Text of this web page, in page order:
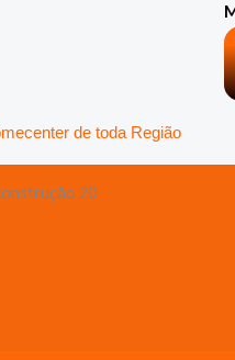
de toda Região